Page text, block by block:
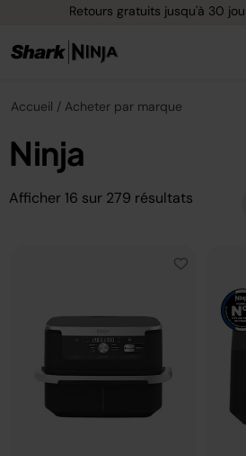
Retours gratuits jusqu'à 30
Accueil Acheter par marque
Ninja
Afficher 16 sur 279 résultats